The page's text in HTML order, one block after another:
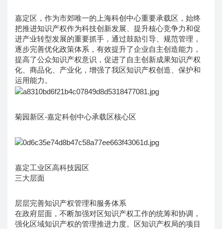
嘉定区，作为市郊唯一的上海科创中心重要承载区，始终
把推进知识产权作为科技创新发展、提升核心竞争力和促
进产业转型发展的重要抓手，通过鼓励引导、规范管理，
逐步完善优化政策体系，有效提升了企业自主创造能力，
提高了公众知识产权意识，促进了自主创新成果知识产权
化、商品化、产业化，增强了我区知识产权创造、保护和
运用能力。
菊园新区-嘉定科创中心承载区核心区
嘉定工业区高科技园区
三大层面
层层完善知识产权管理和服务体系
在政府层面，不断加强对区知识产权工作的统筹和协调，
强化区域知识产权的管理推进力度。区知识产权局的项目